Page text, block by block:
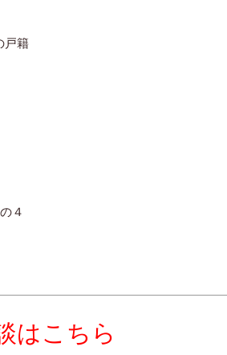
戸籍
４
はこちら